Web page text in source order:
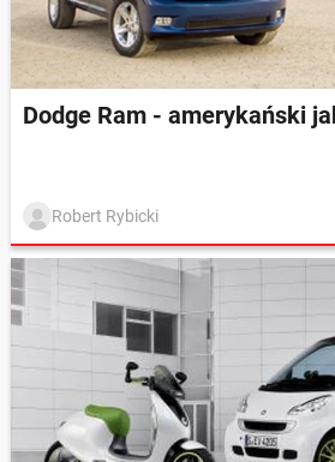
Dodge Ram - amerykański
Robert Rybicki